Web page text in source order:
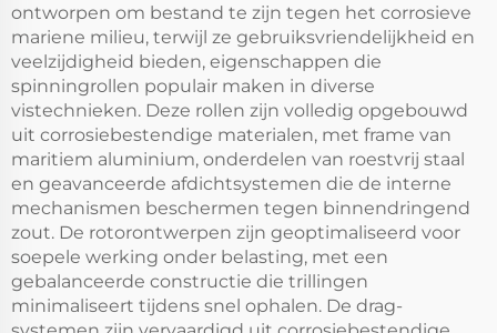
ontworpen om bestand te zijn tegen het corrosieve
mariene milieu, terwijl ze gebruiksvriendelijkheid en
veelzijdigheid bieden, eigenschappen die
spinningrollen populair maken in diverse
vistechnieken. Deze rollen zijn volledig opgebouwd
uit corrosiebestendige materialen, met frame van
maritiem aluminium, onderdelen van roestvrij staal
en geavanceerde afdichtsystemen die de interne
mechanismen beschermen tegen binnendringend
zout. De rotorontwerpen zijn geoptimaliseerd voor
soepele werking onder belasting, met een
gebalanceerde constructie die trillingen
minimaliseert tijdens snel ophalen. De drag-